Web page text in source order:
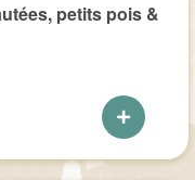
petits pois &